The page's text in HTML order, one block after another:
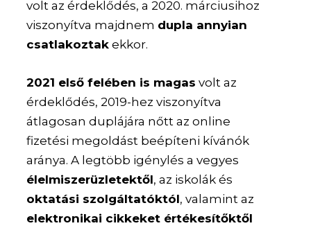
volt az érdeklődés, a 2020. márciusihoz
viszonyítva majdnem dupla annyian
csatlakoztak ekkor.
2021 első felében is magas volt az
érdeklődés, 2019-hez viszonyítva
átlagosan duplájára nőtt az online
fizetési megoldást beépíteni kívánók
aránya. A legtöbb igénylés a vegyes
élelmiszerüzletektől, az iskolák és
oktatási szolgáltatóktól, valamint az
elektronikai cikkeket értékesítőktől